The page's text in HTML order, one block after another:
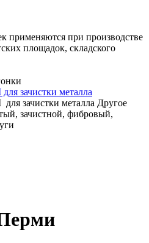
применяются при производстве
площадок, складского
зачистки металла
зачистки металла Другое
зачистной, фибровый,